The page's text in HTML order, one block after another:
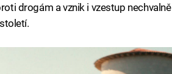
drogám a vznik i vzestup nechvalně